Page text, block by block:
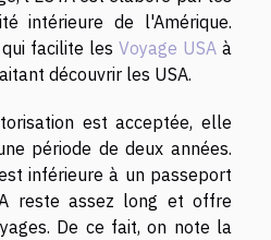
intérieure de l'Amérique.
facilite les Voyage USA à
découvrir les USA.
est acceptée, elle
période de deux années.
inférieure à un passeport
reste assez long et offre
De ce fait, on note la